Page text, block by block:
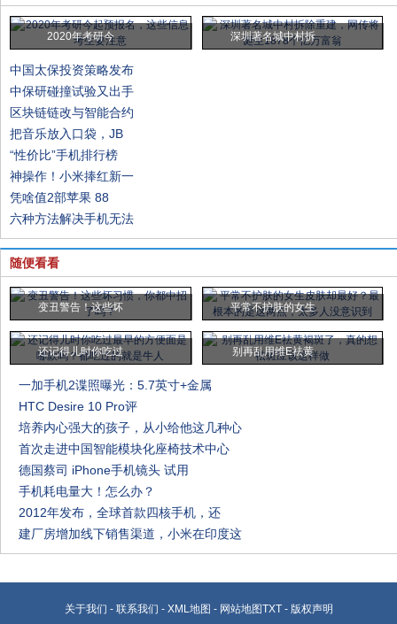
2020年考研今 深圳著名城中村拆
中国太保投资策略发布
中保研碰撞试验又出手
区块链链改与智能合约
把音乐放入口袋，JB
“性价比”手机排行榜
神操作！小米捧红新一
凭啥值2部苹果 88
六种方法解决手机无法
随便看看
变丑警告！这些坏 平常不护肤的女生
还记得儿时你吃过 别再乱用维E祛黄
一加手机2谍照曝光：5.7英寸+金属
HTC Desire 10 Pro评
培养内心强大的孩子，从小给他这几种心
首次走进中国智能模块化座椅技术中心
德国蔡司 iPhone手机镜头 试用
手机耗电量大！怎么办？
2012年发布，全球首款四核手机，还
建厂房增加线下销售渠道，小米在印度这
关于我们 - 联系我们 - XML地图 - 网站地图TXT- 版权声明